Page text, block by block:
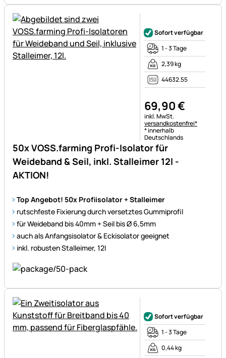
50x VOSS.farming Profi-Isolator für
Weideband & Seil, inkl. Stalleimer 12l -
AKTION!
Top Angebot! 50x Profiisolator + Stalleimer
rutschfeste Fixierung durch versetztes Gummiprofil
für Weideband bis 40mm + Seil bis Ø 6,5mm
auch als Anfangsisolator & Eckisolator geeignet
inkl. robusten Stalleimer, 12l
Sofort verfügbar
1 - 3 Tage
2,39 kg
44632.55
69,90€
Steuerhinweis:
inkl. MwSt.
versandkostenfrei*
* innerhalb
Deutschlands
Sofort verfügbar
1 - 3 Tage
0,44 kg